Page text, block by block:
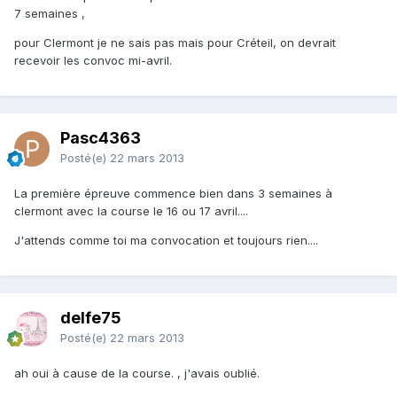
7 semaines ,
pour Clermont je ne sais pas mais pour Créteil, on devrait
recevoir les convoc mi-avril.
Pasc4363
Posté(e) 22 mars 2013
La première épreuve commence bien dans 3 semaines à
clermont avec la course le 16 ou 17 avril....
J'attends comme toi ma convocation et toujours rien....
delfe75
Posté(e) 22 mars 2013
ah oui à cause de la course. , j'avais oublié.